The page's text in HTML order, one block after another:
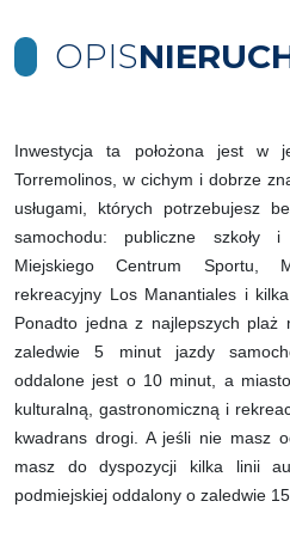
OPIS
Inwestycja ta położona jest w
Torremolinos, w cichym i dobrze
usługami, których potrzebujesz
samochodu: publiczne szkoły
Miejskiego Centrum Sportu,
rekreacyjny Los Manantiales i
Ponadto jedna z najlepszych
zaledwie 5 minut jazdy
oddalone jest o 10 minut, a
kulturalną, gastronomiczną i
kwadrans drogi. A jeśli nie masz
masz do dyspozycji kilka linii
podmiejskiej oddalony o zaledwie